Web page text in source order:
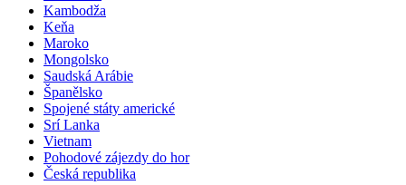
Kambodža
Keňa
Maroko
Mongolsko
Saudská Arábie
Španělsko
Spojené státy americké
Srí Lanka
Vietnam
Pohodové zájezdy do hor
Česká republika